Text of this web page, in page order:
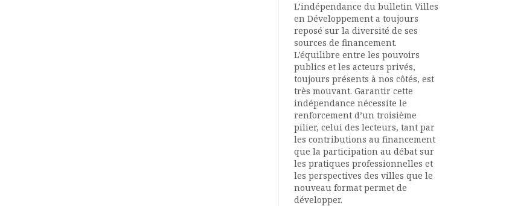
L’indépendance du bulletin Villes
en Développement a toujours
reposé sur la diversité de ses
sources de financement.
L’équilibre entre les pouvoirs
publics et les acteurs privés,
toujours présents à nos côtés, est
très mouvant. Garantir cette
indépendance nécessite le
renforcement d’un troisième
pilier, celui des lecteurs, tant par
les contributions au financement
que la participation au débat sur
les pratiques professionnelles et
les perspectives des villes que le
nouveau format permet de
développer.